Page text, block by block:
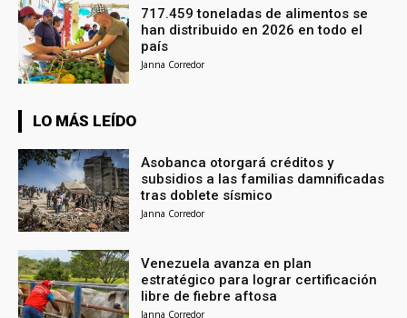
717.459 toneladas de alimentos se
han distribuido en 2026 en todo el
país
Janna Corredor
LO MÁS LEÍDO
Asobanca otorgará créditos y
subsidios a las familias damnificadas
tras doblete sísmico
Janna Corredor
Venezuela avanza en plan
estratégico para lograr certificación
libre de fiebre aftosa
Janna Corredor